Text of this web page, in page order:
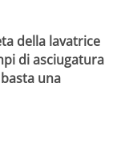
della lavatrice
di asciugatura
una